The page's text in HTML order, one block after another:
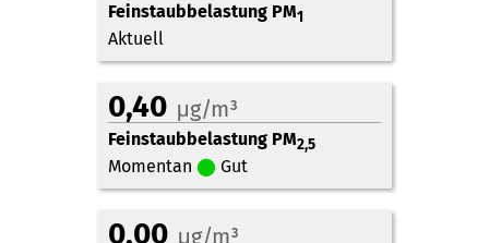
Feinstaubbelastung PM1
Aktuell
0,40 μg/m³
Feinstaubbelastung PM2,5
Momentan ⬤ Gut
0,00 μg/m³